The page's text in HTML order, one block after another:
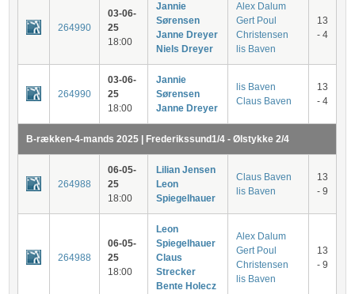
264990
03-06-
25
18:00
Jannie
Sørensen
Janne Dreyer
Niels Dreyer
Alex Dalum
Gert Poul
Christensen
lis Baven
13
- 4
264990
03-06-
25
18:00
Jannie
Sørensen
Janne Dreyer
lis Baven
Claus Baven
13
- 4
B-rækken-4-mands 2025 | Frederikssund1/4 - Ølstykke 2/4
264988
06-05-
25
18:00
Lilian Jensen
Leon
Spiegelhauer
Claus Baven
lis Baven
13
- 9
264988
06-05-
25
18:00
Leon
Spiegelhauer
Claus
Strecker
Bente Holecz
Alex Dalum
Gert Poul
Christensen
lis Baven
13
- 9